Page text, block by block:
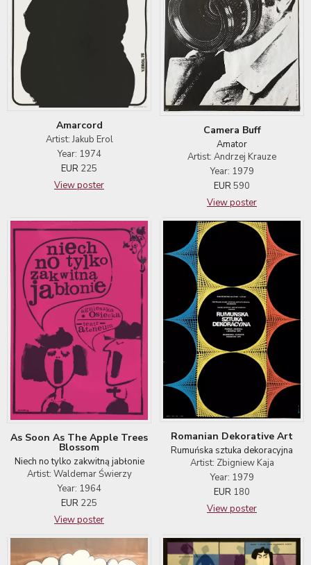
Amarcord
Artist: Jakub Erol
Year: 1974
EUR 225
View poster
Camera Buff
Amator
Artist: Andrzej Krauze
Year: 1979
EUR590
View poster
As Soon As The Apple Trees
Blossom
Niech no tylko zakwitną jabłonie
Artist: Waldemar Świerzy
Year: 1964
EUR 225
View poster
Romanian Dekorative Art
Rumuńska sztuka dekoracyjna
Artist: Zbigniew Kaja
Year: 1979
EUR 180
View poster